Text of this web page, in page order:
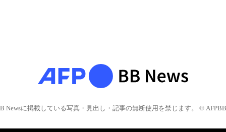
Newsに掲載している写真・見出し・記事の無断使用を禁じます。 © AFPBB